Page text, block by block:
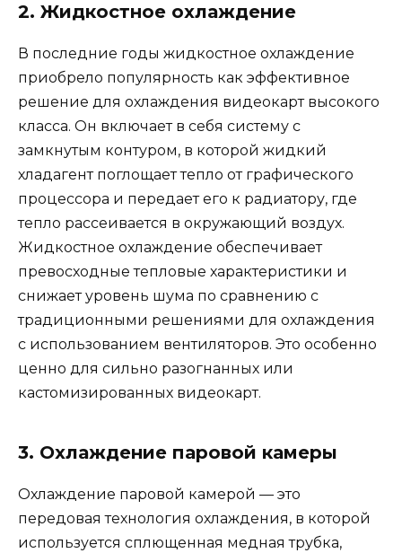
2. Жидкостное охлаждение
В последние годы жидкостное охлаждение
приобрело популярность как эффективное
решение для охлаждения видеокарт высокого
класса. Он включает в себя систему с
замкнутым контуром, в которой жидкий
хладагент поглощает тепло от графического
процессора и передает его к радиатору, где
тепло рассеивается в окружающий воздух.
Жидкостное охлаждение обеспечивает
превосходные тепловые характеристики и
снижает уровень шума по сравнению с
традиционными решениями для охлаждения
с использованием вентиляторов. Это особенно
ценно для сильно разогнанных или
кастомизированных видеокарт.
3. Охлаждение паровой камеры
Охлаждение паровой камерой — это
передовая технология охлаждения, в которой
используется сплющенная медная трубка,